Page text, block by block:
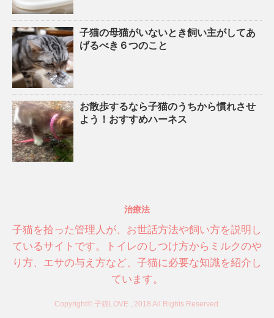
子猫の母猫がいないとき飼い主がしてあ
げるべき６つのこと
お散歩するなら子猫のうちから慣れさせ
よう！おすすめハーネス
治療法
子猫を拾った管理人が、お世話方法や飼い方を説明し
ているサイトです。トイレのしつけ方からミルクのや
り方、エサの与え方など、子猫に必要な知識を紹介し
ています。
Copyright© 子猫LOVE , 2018 All Rights Reserved.